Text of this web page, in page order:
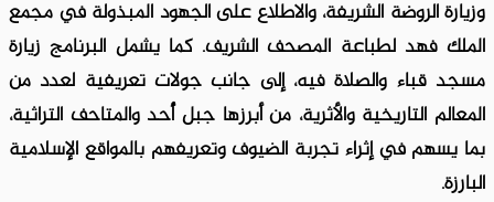
وزيارة الروضة الشريفة، والاطلاع على الجهود المبذولة في مجمع
الملك فهد لطباعة المصحف الشريف. كما يشمل البرنامج زيارة
مسجد قباء والصلاة فيه، إلى جانب جولات تعريفية لعدد من
المعالم التاريخية والأثرية، من أبرزها جبل أُحد والمتاحف التراثية،
بما يسهم في إثراء تجربة الضيوف وتعريفهم بالمواقع الإسلامية
البارزة.